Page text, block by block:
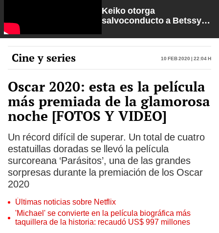
Keiko otorga
salvoconducto a Betssy
Petroperú | Sin Guion con
Rosa María Palacios
Cine y series 10 Feb 2020 | 22:04 h
Oscar 2020: esta es la película
más premiada de la glamorosa
noche [FOTOS Y VIDEO]
Un récord difícil de superar. Un total de cuatro
estatuillas doradas se llevó la película
surcoreana ‘Parásitos’, una de las grandes
sorpresas durante la premiación de los Oscar
2020
Últimas noticias sobre Netflix
'Michael' se convierte en la película biográfica más
taquillera de la historia: recaudó US$ 997 millones